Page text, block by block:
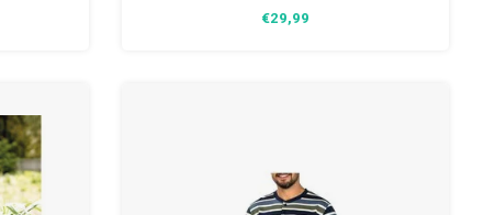
maat S t/m 4XL.
€29,99